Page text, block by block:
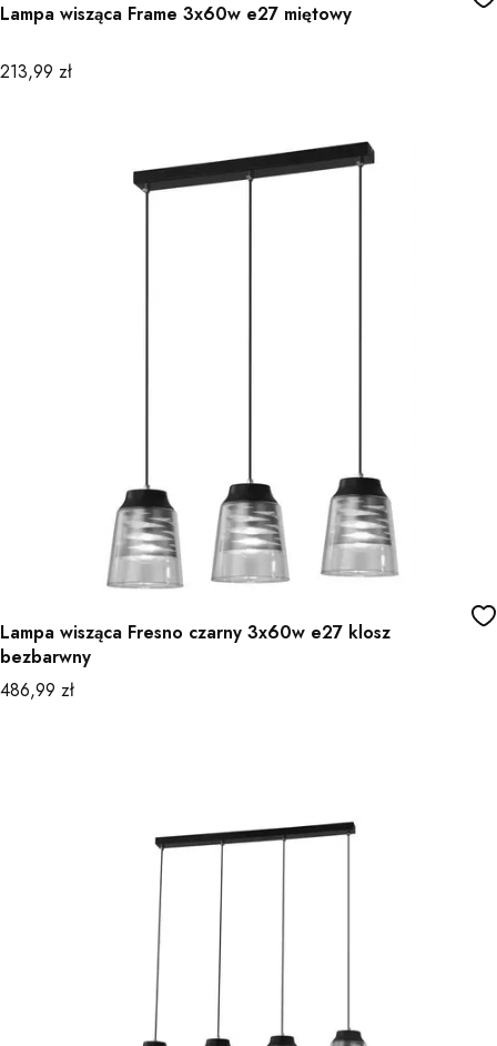
Lampa wisząca Frame 3x60w e27 miętowy
Cena
213,99 zł
Lampa wisząca Fresno czarny 3x60w e27 klosz
bezbarwny
Cena
486,99 zł